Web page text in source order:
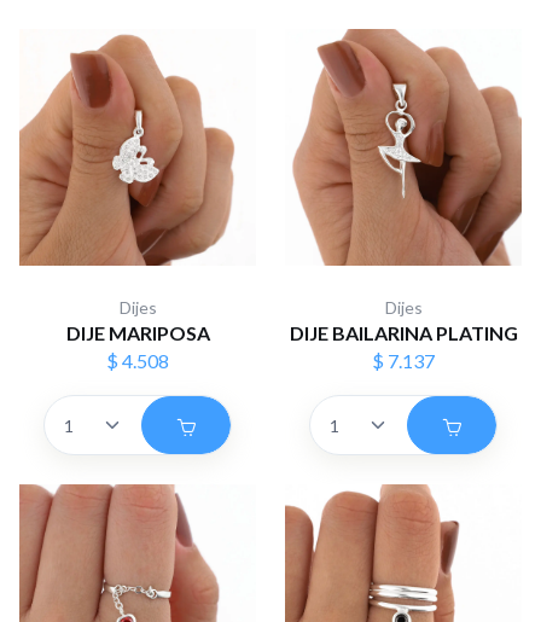
Dijes
DIJE MARIPOSA
$ 4.508
Dijes
DIJE BAILARINA PLATING
$ 7.137